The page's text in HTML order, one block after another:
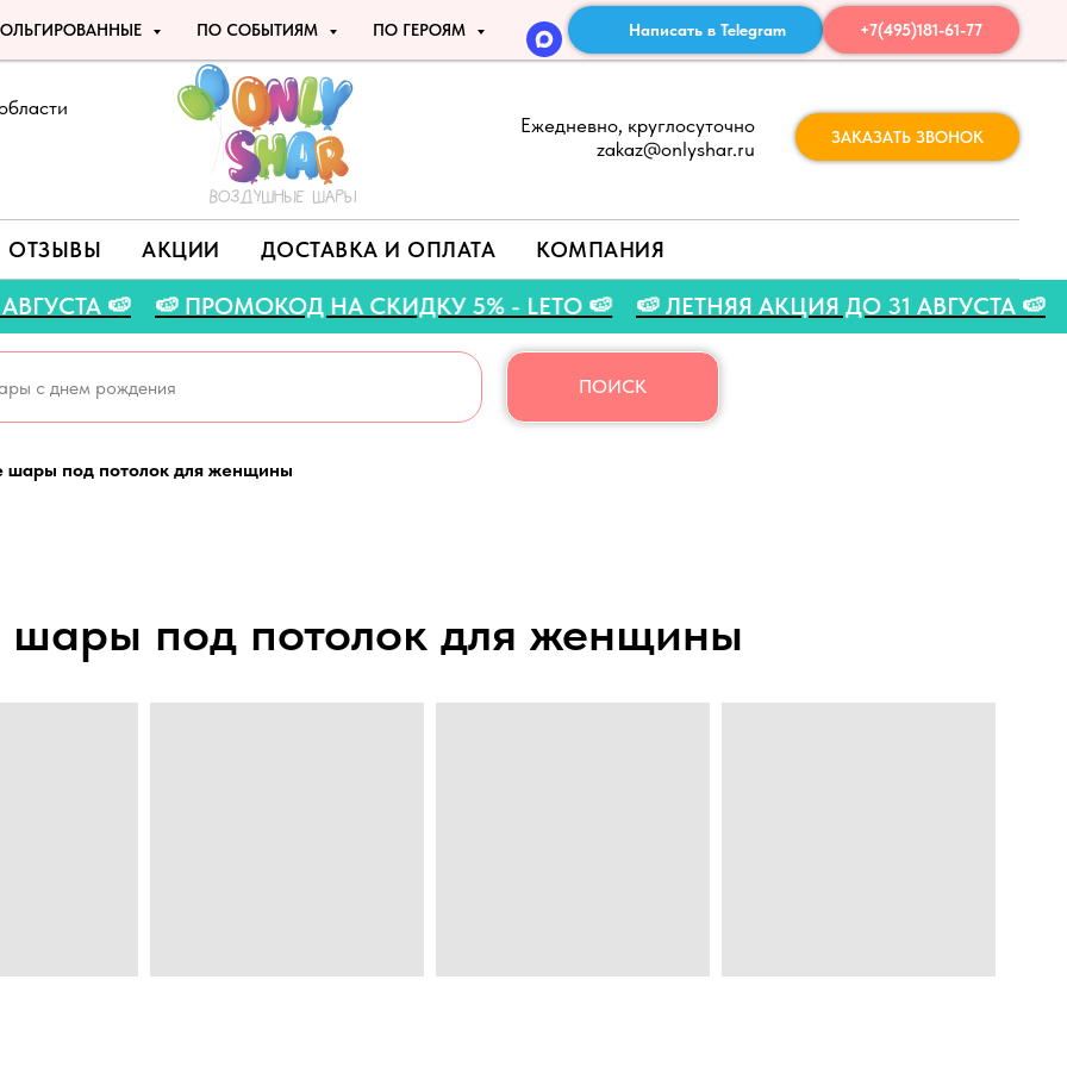
ПО СОБЫТИЯМ ПО ГЕРОЯМ Написать в Telegram +7(495)181-61-77
Ежедневно, круглосуточно
zakaz@onlyshar.ru
ЗАКАЗАТЬ ЗВОНОК
ОТЗЫВЫ АКЦИИ ДОСТАВКА И ОПЛАТА КОМПАНИЯ
31 АВГУСТА 🍉 🍉 ПРОМОКОД НА СКИДКУ 5% - LETO 🍉 🍉 ЛЕТНЯЯ АКЦИЯ ДО 31
ПОИСК
шары под потолок для женщины
шары под потолок для женщины